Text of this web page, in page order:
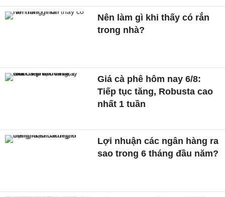
Nên làm gì khi thấy có rắn
trong nhà?
Giá cà phê hôm nay 6/8:
Tiếp tục tăng, Robusta cao
nhất 1 tuần
Lợi nhuận các ngân hàng ra
sao trong 6 tháng đầu năm?